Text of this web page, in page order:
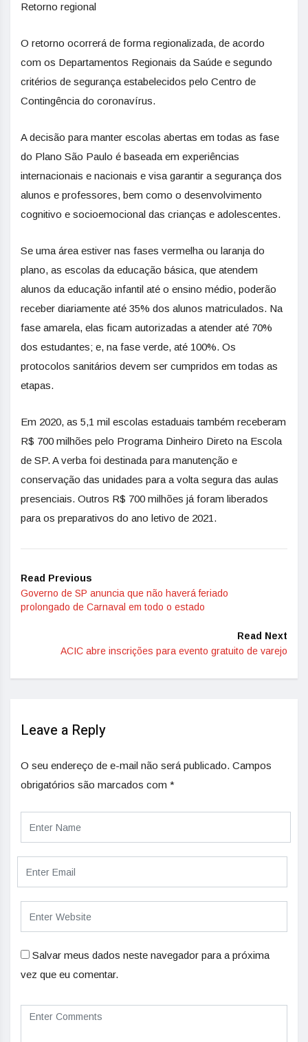
Retorno regional
O retorno ocorrerá de forma regionalizada, de acordo
com os Departamentos Regionais da Saúde e segundo
critérios de segurança estabelecidos pelo Centro de
Contingência do coronavírus.
A decisão para manter escolas abertas em todas as fase
do Plano São Paulo é baseada em experiências
internacionais e nacionais e visa garantir a segurança dos
alunos e professores, bem como o desenvolvimento
cognitivo e socioemocional das crianças e adolescentes.
Se uma área estiver nas fases vermelha ou laranja do
plano, as escolas da educação básica, que atendem
alunos da educação infantil até o ensino médio, poderão
receber diariamente até 35% dos alunos matriculados. Na
fase amarela, elas ficam autorizadas a atender até 70%
dos estudantes; e, na fase verde, até 100%. Os
protocolos sanitários devem ser cumpridos em todas as
etapas.
Em 2020, as 5,1 mil escolas estaduais também receberam
R$ 700 milhões pelo Programa Dinheiro Direto na Escola
de SP. A verba foi destinada para manutenção e
conservação das unidades para a volta segura das aulas
presenciais. Outros R$ 700 milhões já foram liberados
para os preparativos do ano letivo de 2021.
Read Previous
Governo de SP anuncia que não haverá feriado
prolongado de Carnaval em todo o estado
Read Next
ACIC abre inscrições para evento gratuito de varejo
Leave a Reply
O seu endereço de e-mail não será publicado. Campos
obrigatórios são marcados com *
Salvar meus dados neste navegador para a próxima
vez que eu comentar.